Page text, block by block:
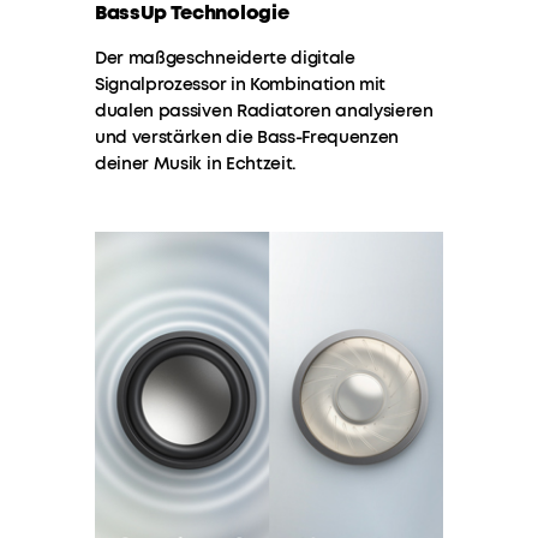
kristallklare
Höhen
KRAFTVOLLER
:
Ankers
BassUp
Technologie
Kombination
Expressversand
Bestelle bis 12
Uhr und erhalte
dein Paket in2
Werktagen.
9,99€
BassUp Technologie
Der maßgeschneiderte digitale
Signalprozessor in Kombination mit
dualen passiven Radiatoren analysieren
und verstärken die Bass-Frequenzen
deiner Musik in Echtzeit.